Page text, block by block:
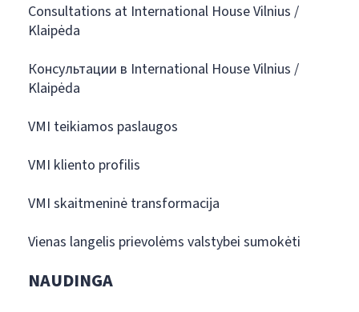
Consultations at International House Vilnius /
Klaipėda
Консультации в International House Vilnius /
Klaipėda
VMI teikiamos paslaugos
VMI kliento profilis
VMI skaitmeninė transformacija
Vienas langelis prievolėms valstybei sumokėti
NAUDINGA